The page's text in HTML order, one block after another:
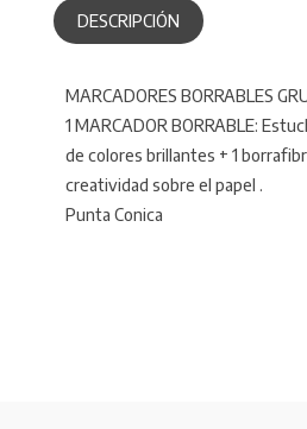
DESCRIPCIÓN
MARCADORES BORRABLES
1 MARCADOR BORRABLE:
de colores brillantes + 1
creatividad sobre el papel .
Punta Conica